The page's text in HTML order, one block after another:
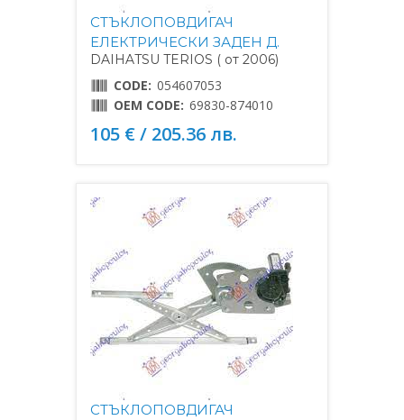
СТЪКЛОПОВДИГАЧ
ЕЛЕКТРИЧЕСКИ ЗАДЕН Д.
DAIHATSU TERIOS ( от 2006)
CODE: 054607053
OEM CODE: 69830-874010
105 € / 205.36 лв.
СТЪКЛОПОВДИГАЧ